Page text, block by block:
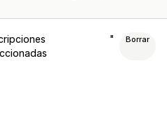
Borrar